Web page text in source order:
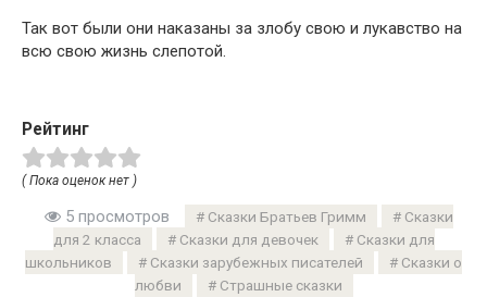
Так вот были они наказаны за злобу свою и лукавство на
всю свою жизнь слепотой.
Рейтинг
( Пока оценок нет )
5 просмотров Сказки Братьев Гримм
Сказки
для 2 класса
Сказки для девочек
Сказки для
школьников
Сказки зарубежных писателей
Сказки о
любви
Страшные сказки